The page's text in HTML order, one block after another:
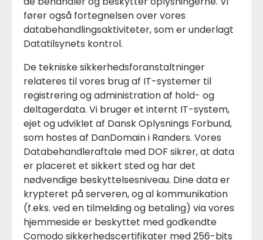
fører også fortegnelsen over vores
databehandlingsaktiviteter, som er underlagt
Datatilsynets kontrol.
De tekniske sikkerhedsforanstaltninger
relateres til vores brug af IT-systemer til
registrering og administration af hold- og
deltagerdata. Vi bruger et internt IT-system,
ejet og udviklet af Dansk Oplysnings Forbund,
som hostes af DanDomain i Randers. Vores
Databehandleraftale med DOF sikrer, at data
er placeret et sikkert sted og har det
nødvendige beskyttelsesniveau. Dine data er
krypteret på serveren, og al kommunikation
(f.eks. ved en tilmelding og betaling) via vores
hjemmeside er beskyttet med godkendte
Comodo sikkerhedscertifikater med 256-bits